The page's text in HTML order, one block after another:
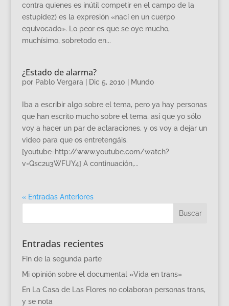
contra quienes es inútil competir en el campo de la
estupidez) es la expresión «nací en un cuerpo
equivocado». Lo peor es que se oye mucho,
muchísimo, sobretodo en...
¿Estado de alarma?
por Pablo Vergara Dic 5, 2010 Mundo
Iba a escribir algo sobre el tema, pero ya hay personas
que han escrito mucho sobre el tema, así que yo sólo
voy a hacer un par de aclaraciones, y os voy a dejar un
video para que os entretengáis.
[youtube=http://www.youtube.com/watch?
v=Qsc2u3WFUY4] A continuación,...
« Entradas Anteriores
Entradas recientes
Fin de la segunda parte
Mi opinión sobre el documental «Vida en trans»
En La Casa de Las Flores no colaboran personas trans,
y se nota